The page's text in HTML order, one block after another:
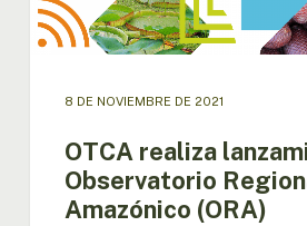
8 DE NOVIEMBRE DE 2021
OTCA realiza
Observatorio
Amazónico (ORA)